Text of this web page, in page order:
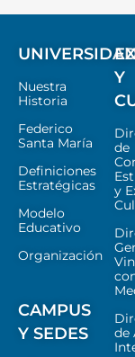
Nuestra
Historia
Federico
Santa María
Definiciones
Estratégicas
Modelo
Educativo
Organización
CAMPUS
Y SEDES
Y
de
y
de